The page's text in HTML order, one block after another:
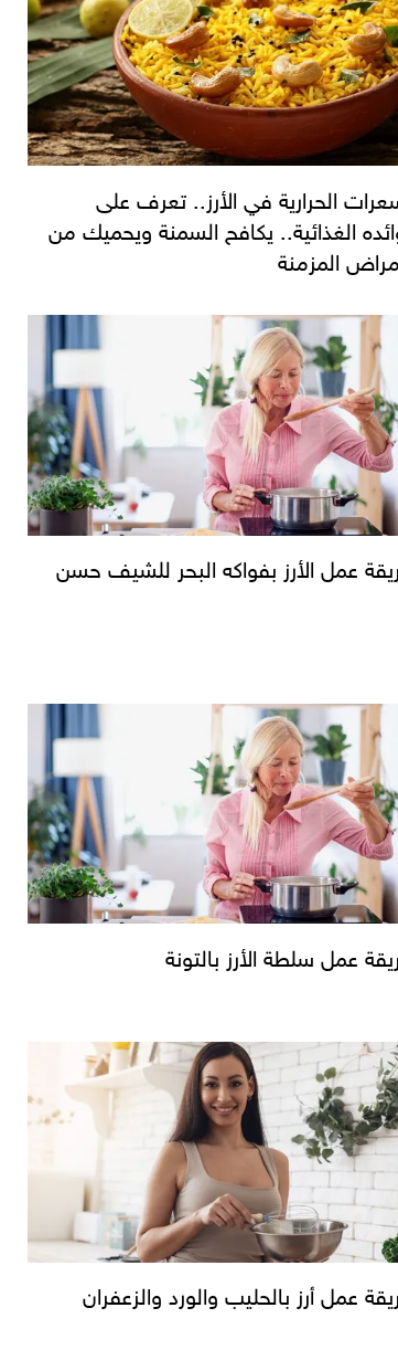
الحرارية في الأرز.. تعرف على
الغذائية.. يكافح السمنة ويحميك من
المزمنة
عمل الأرز بفواكه البحر للشيف حسن
عمل سلطة الأرز بالتونة
عمل أرز بالحليب والورد والزعفران